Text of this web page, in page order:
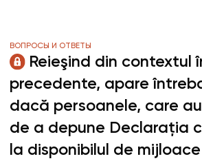
ВОПРОСЫ И ОТВЕТЫ
Reieşind din contextul
precedente, apare
dacă persoanele, care
de a depune Declaraţia
la disponibilul de